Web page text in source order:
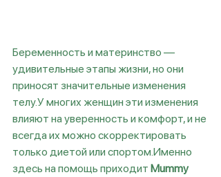
Беременность и материнство —
удивительные этапы жизни, но они
приносят значительные изменения
телу.У многих женщин эти изменения
влияют на уверенность и комфорт, и не
всегда их можно скорректировать
только диетой или спортом.Именно
здесь на помощь приходит Mummy